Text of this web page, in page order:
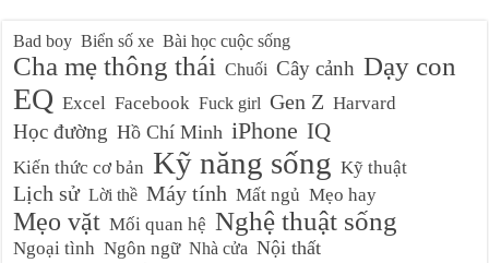
Bad boy Biển số xe Bài học cuộc sống
Cha mẹ thông thái Chuối Cây cảnh Dạy con
EQ Excel Facebook Fuck girl Gen Z Harvard
Học đường Hồ Chí Minh iPhone IQ
Kiến thức cơ bản Kỹ năng sống Kỹ thuật
Lịch sử Lời thề Máy tính Mất ngủ Mẹo hay
Mẹo vặt Mối quan hệ Nghệ thuật sống
Ngoại tình Ngôn ngữ Nhà cửa Nội thất